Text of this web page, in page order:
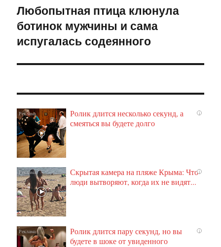
Следующая
запись:
Любопытная птица клюнула
ботинок мужчины и сама
испугалась содеянного
i
Ролик длится несколько секунд, а
смеяться вы будете долго
i
Скрытая камера на пляже Крыма: Что
люди вытворяют, когда их не видят...
i
Ролик длится пару секунд, но вы
будете в шоке от увиденного